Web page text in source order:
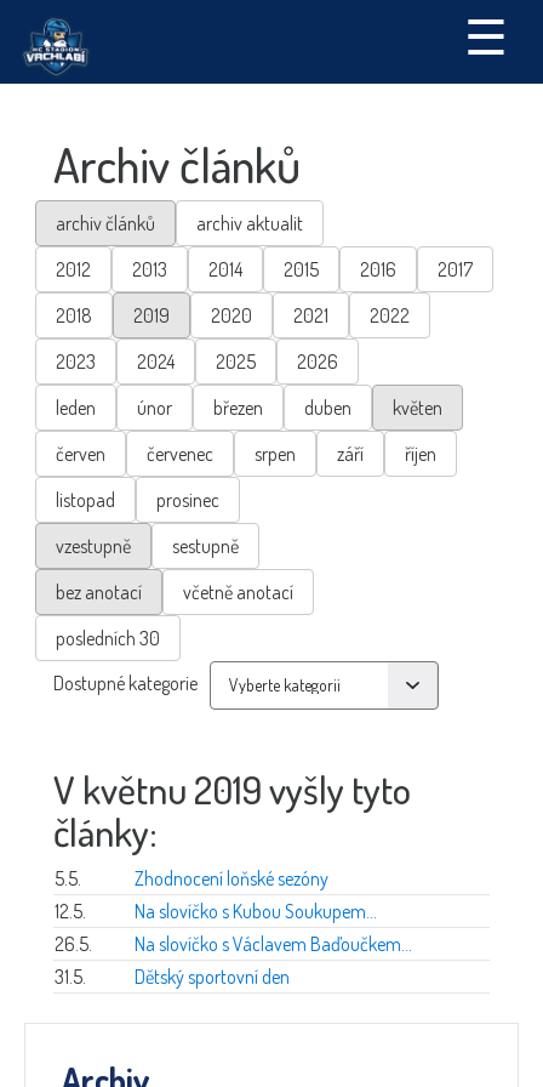
☰
Archiv článků
archiv článků
archiv aktualit
2012
2013 2014 2015 2016
2017
2018
2019 2020 2021
2022
2023
2024 2025
2026
leden
únor březen duben
květen
červen
červenec srpen září
říjen
listopad
prosinec
vzestupně
sestupně
bez anotací
včetně anotací
posledních 30
Dostupné kategorie
V květnu 2019 vyšly tyto
články:
5.5.
Zhodnocení loňské sezóny
12.5.
Na slovíčko s Kubou Soukupem...
26.5.
Na slovíčko s Václavem Baďoučkem...
31.5.
Dětský sportovní den